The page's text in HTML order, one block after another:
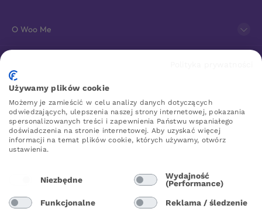
O Woo Me
Sklep erotyczny online
WOO ME
Poland
Używamy plików cookie
Możemy je zamieścić w celu analizy danych dotyczących
odwiedzających, ulepszenia naszej strony internetowej, pokazania
spersonalizowanych treści i zapewnienia Państwu wspaniałego
doświadczenia na stronie internetowej. Aby uzyskać więcej
informacji na temat plików cookie, których używamy, otwórz
ustawienia.
Niezbędne
Wydajność
(Performance)
Funkcjonalne Reklama / śledzenie